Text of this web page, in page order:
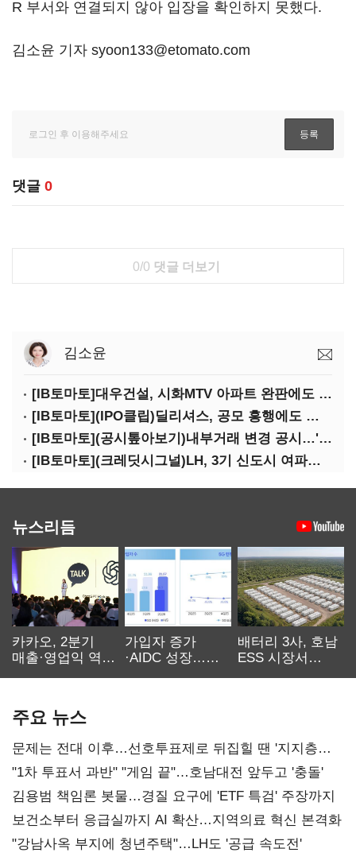
R 부서와 연결되지 않아 입장을 확인하지 못했다.
김소윤 기자 syoon133@etomato.com
댓글 0
0/0 댓글 더보기
김소윤
[IB토마토]대우건설, 시화MTV 아파트 완판에도 손실…공사비 회수 난항
[IB토마토](IPO클립)딜리셔스, 공모 흥행에도 락업은 미미…441곳 중 확약 5곳
[IB토마토](공시톺아보기)내부거래 변경 공시…'20% 룰' 뭐길래
[IB토마토](크레딧시그널)LH, 3기 신도시 여파로…차입금 109조까지 확대
뉴스리듬
카카오, 2분기
매출·영업익 역대
가입자 증가
·AIDC 성장…
배터리 3사, 호남
ESS 시장서
주요 뉴스
문제는 전대 이후…선호투표제로 뒤집힐 땐 '지지층
불복'
"1차 투표서 과반" "게임 끝"…호남대전 앞두고 '충돌'
김용범 책임론 봇물…경질 요구에 'ETF 특검' 주장까지
보건소부터 응급실까지 AI 확산…지역의료 혁신 본격화
"강남사옥 부지에 청년주택"…LH도 '공급 속도전'